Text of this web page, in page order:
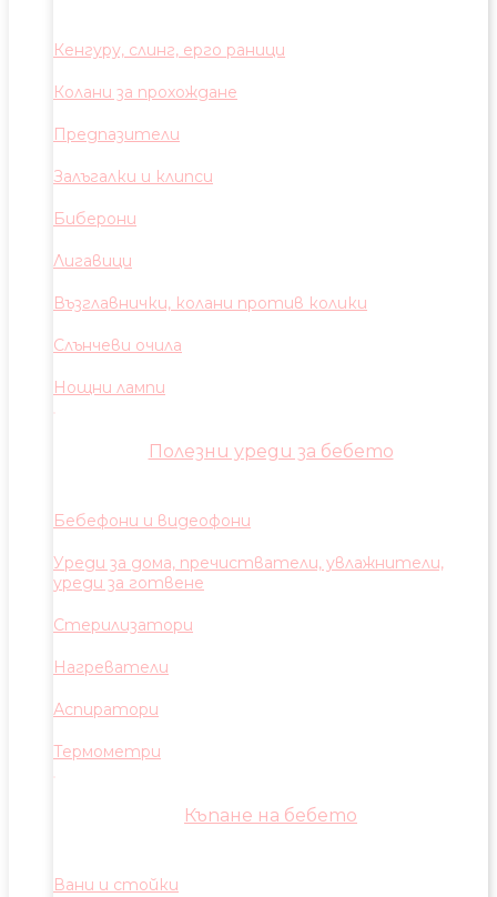
Кенгуру, слинг, ерго раници
Колани за прохождане
Предпазители
Залъгалки и клипси
Биберони
Лигавици
Възглавнички, колани против колики
Слънчеви очила
Нощни лампи
Полезни уреди за бебето
Бебефони и видеофони
Уреди за дома, пречистватели, увлажнители,
уреди за готвене
Стерилизатори
Нагреватели
Аспиратори
Термометри
Къпане на бебето
Вани и стойки